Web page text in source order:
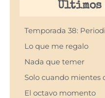
Temporada 38:
Lo que me regalo
Nada que temer
Solo cuando mientes
El octavo momento